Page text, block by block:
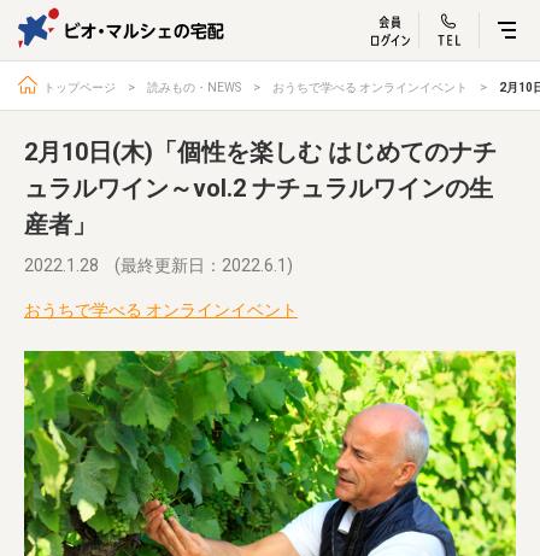
ビオ・マルシェ
宅配サービス紹介 有機野菜の お試しセッ
入
宅配サービスについて
ビオ・マルシェの商品
お届け情報 生産者・製造者
取扱店 ビオママクラブ
お問い合わせ 放射性物質への対応
会社概要 採用情報
業務用卸 SDGsへの取り組み
トップページ 読みもの・NEWS おうちで学べる オンラインイベント 2月10
2月10日(木)「個性を楽しむ はじめてのナチ
ュラルワイン～vol.2 ナチュラルワインの生
産者」
2022.1.28 (最終更新日：2022.6.1)
おうちで学べる オンラインイベント